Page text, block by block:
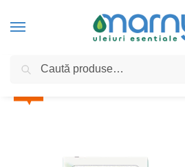
Home Bergamotă 15ml, Ulei Esential